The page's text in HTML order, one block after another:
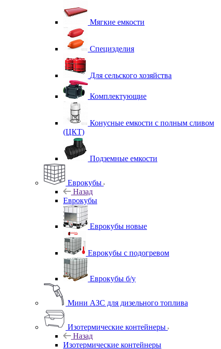
Мягкие емкости
Специзделия
Для сельского хозяйства
Комплектующие
Конусные емкости с полным сливом
(ЦКТ)
Подземные емкости
Еврокубы
Назад
Еврокубы
Еврокубы новые
Еврокубы с подогревом
Еврокубы б/у
Мини АЗС для дизельного топлива
Изотермические контейнеры
Назад
Изотермические контейнеры